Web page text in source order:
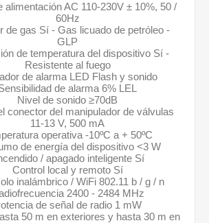
alimentación AC 110-230V ± 10%, 50 /
60Hz
de gas Sí - Gas licuado de petróleo -
GLP
de temperatura del dispositivo Sí -
Resistente al fuego
de alarma LED Flash y sonido
de alarma 6% LEL
Nivel de sonido ≥70dB
conector del manipulador de válvulas
11-13 V, 500 mA
operativa -10ºC a + 50ºC
de energía del dispositivo <3 W
/ apagado inteligente Sí
Control local y remoto Sí
inalámbrico / WiFi 802.11 b / g / n
2400 - 2484 MHz
de señal de radio 1 mW
50 m en exteriores y hasta 30 m en